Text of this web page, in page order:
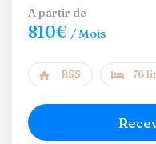
A partir de
810€ / Mois
RSS 76